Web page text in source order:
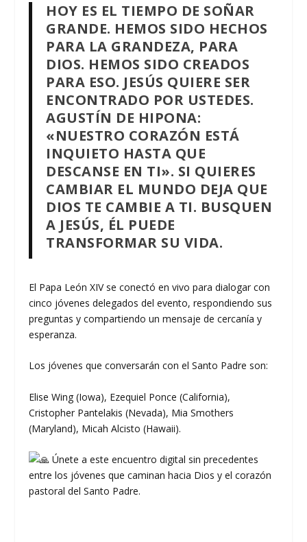
HOY ES EL TIEMPO DE SOÑAR
GRANDE. HEMOS SIDO HECHOS
PARA LA GRANDEZA, PARA
DIOS. HEMOS SIDO CREADOS
PARA ESO. JESÚS QUIERE SER
ENCONTRADO POR USTEDES.
AGUSTÍN DE HIPONA:
«NUESTRO CORAZÓN ESTÁ
INQUIETO HASTA QUE
DESCANSE EN TI». SI QUIERES
CAMBIAR EL MUNDO DEJA QUE
DIOS TE CAMBIE A TI. BUSQUEN
A JESÚS, ÉL PUEDE
TRANSFORMAR SU VIDA.
El Papa León XIV se conectó en vivo para dialogar con
cinco jóvenes delegados del evento, respondiendo sus
preguntas y compartiendo un mensaje de cercanía y
esperanza.
Los jóvenes que conversarán con el Santo Padre son:
Elise Wing (Iowa), Ezequiel Ponce (California),
Cristopher Pantelakis (Nevada), Mia Smothers
(Maryland), Micah Alcisto (Hawaii).
Únete a este encuentro digital sin precedentes
entre los jóvenes que caminan hacia Dios y el corazón
pastoral del Santo Padre.